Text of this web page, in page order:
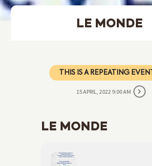
LE MONDE
THIS IS A REPEATING EVENT
15 APRIL, 2022 9:00 AM
LE MONDE